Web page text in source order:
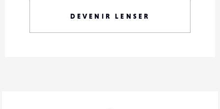
DEVENIR LENSER